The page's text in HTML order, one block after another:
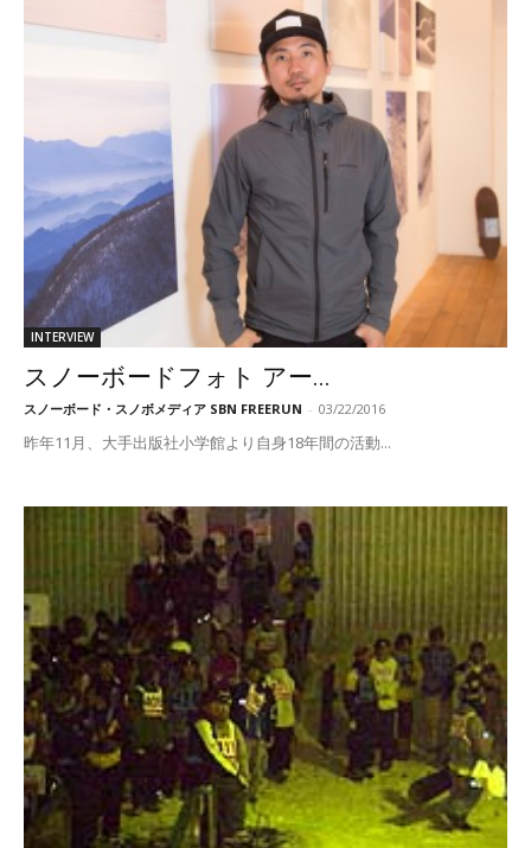
INTERVIEW
スノーボードフォト アー...
スノーボード・スノボメディア SBN FREERUN - 03/22/2016
昨年11月、大手出版社小学館より自身18年間の活動...